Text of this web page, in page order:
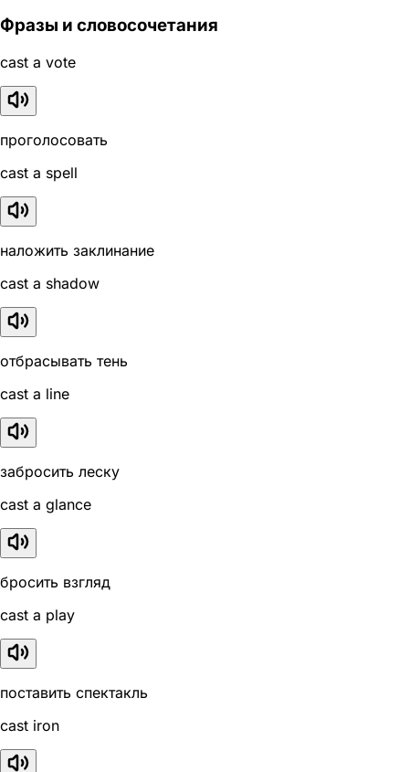
Фразы и словосочетания
cast a vote
проголосовать
cast a spell
наложить заклинание
cast a shadow
отбрасывать тень
cast a line
забросить леску
cast a glance
бросить взгляд
cast a play
поставить спектакль
cast iron